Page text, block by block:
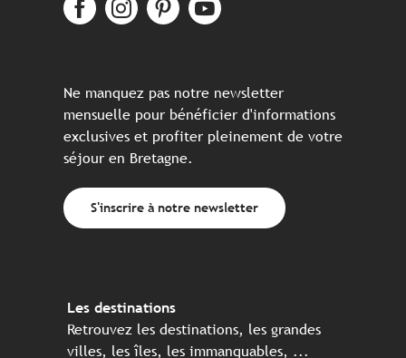
Ne manquez pas notre newsletter
mensuelle pour bénéficier d'informations
exclusives et profiter pleinement de votre
séjour en Bretagne.
S'inscrire à notre newsletter
Les destinations
Retrouvez les destinations, les grandes
villes, les îles, les immanquables, ...